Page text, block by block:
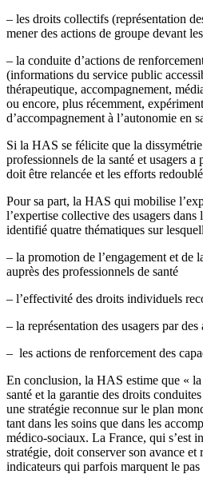
– les droits collectifs (représentation
mener des actions de groupe devant
– la conduite d’actions de
(informations du service public
thérapeutique, accompagnement,
ou encore, plus récemment,
d’accompagnement à l’autonomie en
Si la HAS se félicite que la
professionnels de la santé et usagers
doit être relancée et les efforts
Pour sa part, la HAS qui mobilise
l’expertise collective des usagers dans
identifié quatre thématiques sur
– la promotion de l’engagement et de
auprès des professionnels de santé
– l’effectivité des droits individuels
– la représentation des usagers par des
– les actions de renforcement des
En conclusion, la HAS estime que «
santé et la garantie des droits
une stratégie reconnue sur le plan
tant dans les soins que dans les
médico-sociaux. La France, qui s’est
stratégie, doit conserver son avance et
indicateurs qui parfois marquent le pas